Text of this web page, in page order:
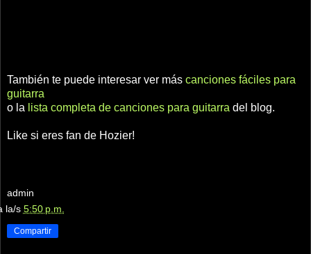
También te puede interesar ver más canciones fáciles para
guitarra
o la lista completa de canciones para guitarra del blog.
Like si eres fan de Hozier!
admin
la/s 5:50 p.m.
Compartir